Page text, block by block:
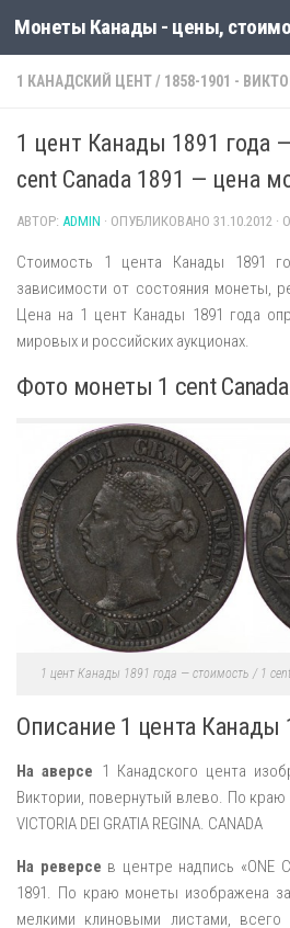
Монеты Канады - цены,
1 КАНАДСКИЙ ЦЕНТ/ 1858-1901 -
1 цент Канады 1891 года
cent Canada 1891 — цена
АВТОР: ADMIN · ОПУБЛИКОВАНО 31.10.2012 ·
Стоимость 1 цента Канады 1891
зависимости от состояния монеты,
Цена на 1 цент Канады 1891 года
мировых и российских аукционах.
Фото монеты 1 cent Canada
1 цент Канады 1891 года — стоимость / 1
Описание 1 цента Канады
На аверсе 1 Канадского цента
Виктории, повернутый влево. По краю
VICTORIA DEI GRATIA REGINA. CANADA
На реверсе в центре надпись «ONE
1891. По краю монеты изображена
мелкими клиновыми листами,